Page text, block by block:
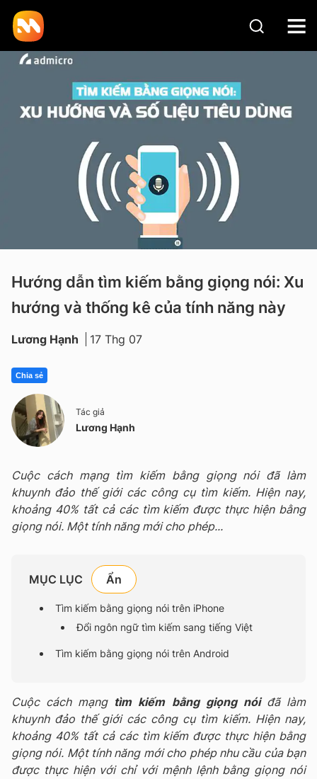
Hướng dẫn tìm kiếm bằng giọng nói: Xu
hướng và thống kê của tính năng này
Lương Hạnh 17 Thg 07
Chia sẻ
Tác giả
Lương Hạnh
Cuộc cách mạng tìm kiếm bằng giọng nói đã làm
khuynh đảo thế giới các công cụ tìm kiếm. Hiện nay,
khoảng 40% tất cả các tìm kiếm được thực hiện bằng
giọng nói. Một tính năng mới cho phép...
MỤC LỤC
Tìm kiếm bằng giọng nói trên iPhone
Đổi ngôn ngữ tìm kiếm sang tiếng Việt
Tìm kiếm bằng giọng nói trên Android
Cuộc cách mạng tìm kiếm bằng giọng nóiđã làm
khuynh đảo thế giới các công cụ tìm kiếm. Hiện nay,
khoảng 40% tất cả các tìm kiếm được thực hiện bằng
giọng nói. Một tính năng mới cho phép nhu cầu của bạn
được thực hiện với chỉ với mệnh lệnh bằng giọng nói